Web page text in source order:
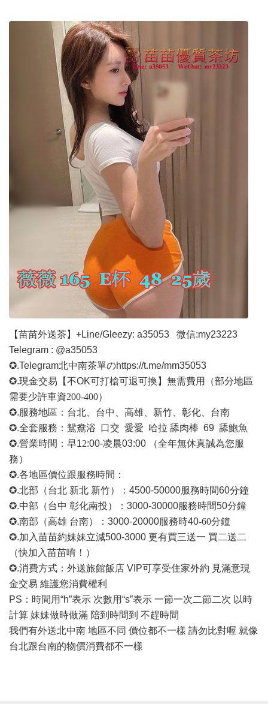
【苗苗外送茶】 +Line/Gleezy: a35053 微信:my23223
Telegram : @a35053
✪.Telegram北中南茶單のhttps://t.me/mm35053
✪.現金交易【不OK可打槍可退可換】無需費用
（部分地區
需要少許車資200-400）
✪.服務地區：台北、台中、高雄、新竹、彰化、台南
✪.全套服務：鴛鴦浴 口交 愛愛 哈拉 舔肉棒 69 舔鮑魚
✪.營業時間：早12:00-凌晨03:00 （全年無休真誠為您服
務）
✪.各地區價位跟服務時間：
✪.北部（台北 新北 新竹）：4500-50000服務時間60分鐘
✪.中部（台中 彰化南投）：3000-30000服務時間50分鐘
✪.南部（高雄 台南）：3000-20000服務時40-60分鐘
✪.加入苗苗約妹妹立減500-3000 更有買三送一 買二送二
（快加入苗苗唷！）
✪.消費方式：外送旅館飯店 VIP可享受住家外約 見滿意現
金交易 維護您消費權利
PS：時間用“h”表示 次數用“s”表示 一節一次二節二次 以時
計算 妹妹做時做滿 陪到時間到 不趕時間
我們有外送北中南 地區不同 價位都不一樣 請勿比對喔 就像
台北跟台南的物價消費都不一樣